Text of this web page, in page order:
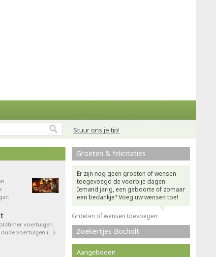
Stuur ons je tip!
voertuigen.
oude voertuigen (…)
Groeten & felicitaties
Er zijn nog geen groeten of wensen
toegevoegd de voorbije dagen.
Iemand jarig, een geboorte of zomaar
een bedankje? Voeg uw wensen toe!
Groeten of wensen toevoegen
Zoekertjes Bocholt
Aangeboden